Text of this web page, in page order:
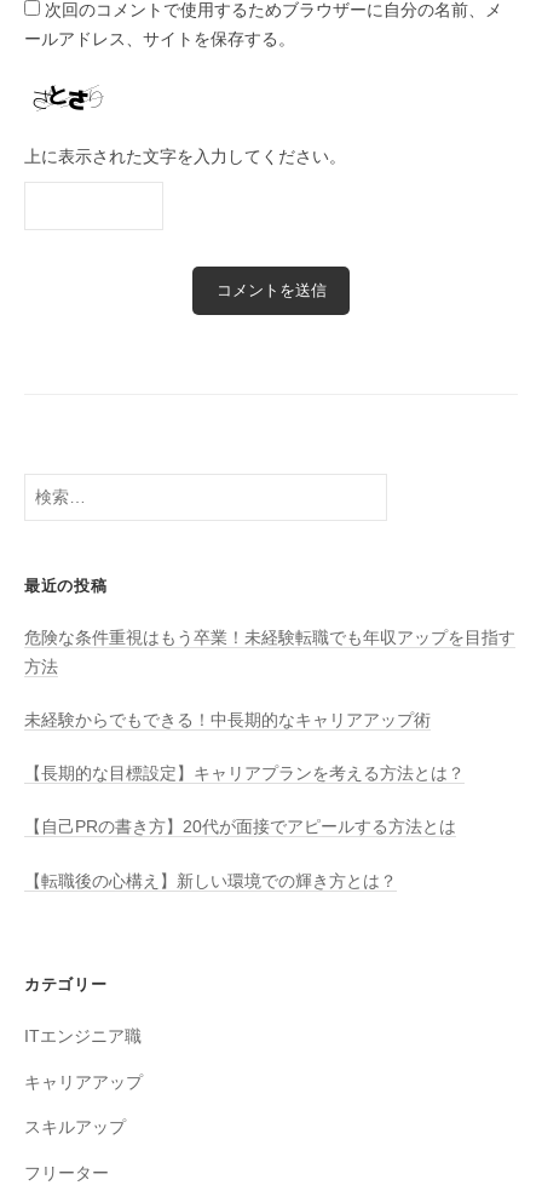
次回のコメントで使用するためブラウザーに自分の名前、メ
ールアドレス、サイトを保存する。
上に表示された文字を入力してください。
検
索:
最近の投稿
危険な条件重視はもう卒業！未経験転職でも年収アップを目指す
方法
未経験からでもできる！中長期的なキャリアアップ術
【長期的な目標設定】キャリアプランを考える方法とは？
【自己PRの書き方】20代が面接でアピールする方法とは
【転職後の心構え】新しい環境での輝き方とは？
カテゴリー
ITエンジニア職
キャリアアップ
スキルアップ
フリーター